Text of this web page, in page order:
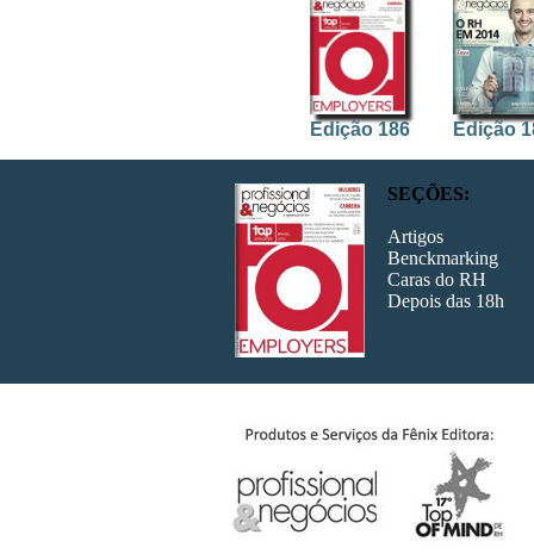
Edição 186 Edição
Edição 179 Edição
Edição
SEÇÕES:
Artigos
Benckmarking
Caras do RH
Depois das 18h